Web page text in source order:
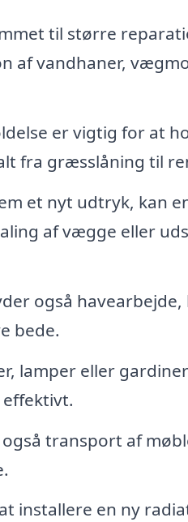
til større
af vandhaner,
er vigtig for at
fra græsslåning til
et nyt udtryk, kan
af vægge eller
også havearbejde,
bede.
lamper eller
transport af
installere en ny